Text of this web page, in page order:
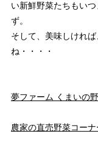
い新鮮野菜たちもい
ず。
そして、美味しけれ
ね・・・・
夢ファーム くまいの
農家の直売野菜コー